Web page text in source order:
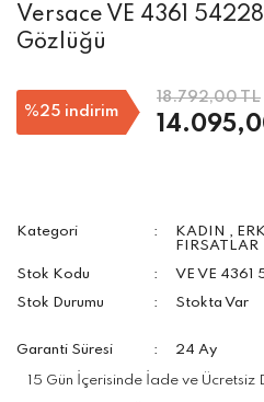
Versace VE 4361
Gözlüğü
%25 indirim
18.792,00 TL
Kategori KADIN ,
FIRSATLAR
Stok Kodu
VE VE 4361
Stok Durumu
Stokta Var
Garanti Süresi 24 Ay
15 Gün İçerisinde İade ve Ücretsiz